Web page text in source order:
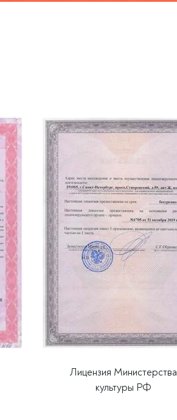
Лицензия Министерства
культуры РФ